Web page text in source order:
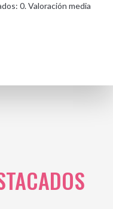
0. Valoración media